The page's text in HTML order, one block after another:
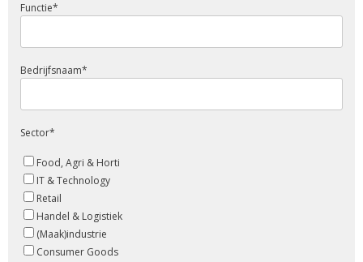
Functie*
Bedrijfsnaam*
Sector*
Food, Agri & Horti
IT & Technology
Retail
Handel & Logistiek
(Maak)industrie
Consumer Goods